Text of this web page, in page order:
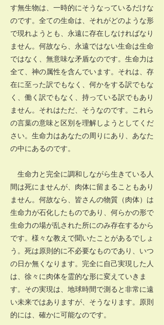
す無生物は、一時的にそうなっているだけな
のです。全ての生命は、それがどのような形
で現れようとも、永遠に存在しなければなり
ません。何故なら、永遠ではない生命は生命
ではなく、無意味な矛盾なのです。生命力は
全て、神の属性を含んでいます。それは、存
在に至った訳でもなく、何かをする訳でもな
く、働く訳でもなく、持っている訳でもあり
ません。それはただ、そうなのです。これら
の言葉の意味と区別を理解しようとしてくだ
さい。生命力はあなたの周りにあり、あなた
の中にあるのです。
生命力と完全に調和しながら生きている人
間は死にませんが、肉体に留まることもあり
ません。何故なら、皆さんの物質（肉体）は
生命力が石化したものであり、何らかの形で
生命力の場が乱された所にのみ存在するから
です。様々な教えで聞いたことがあるでしょ
う。死は原則的に不必要なものであり、いつ
の日か無くなります。完全に自己実現した人
は、徐々に肉体を霊的な形に変えていきま
す。その実現は、地球時間で測ると非常に遠
い未来ではありますが、そうなります。原則
的には、確かに可能なのです。